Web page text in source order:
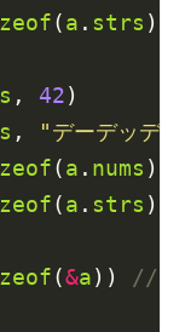
(a . strs ))
, 42)
,
"デーデッデ
(a . nums ))
(a . strs ))
(&a))